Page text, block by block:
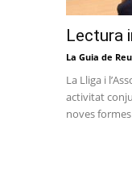
Lectura
La Guia de
La Lliga i
activitat
noves